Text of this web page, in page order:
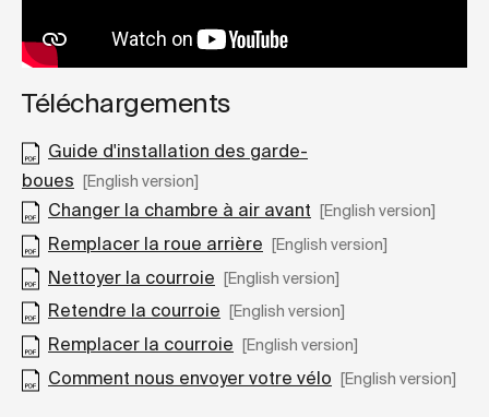
Téléchargements
Guide d'installation des garde-
boues [English version]
Changer la chambre à air avant [English version]
Remplacer la roue arrière [English version]
Nettoyer la courroie [English version]
Retendre la courroie [English version]
Remplacer la courroie [English version]
Comment nous envoyer votre vélo [English version]